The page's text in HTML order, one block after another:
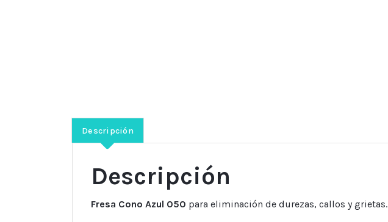
Descripción
Descripción
Fresa Cono Azul 050 para eliminación de durezas, callos y grietas.